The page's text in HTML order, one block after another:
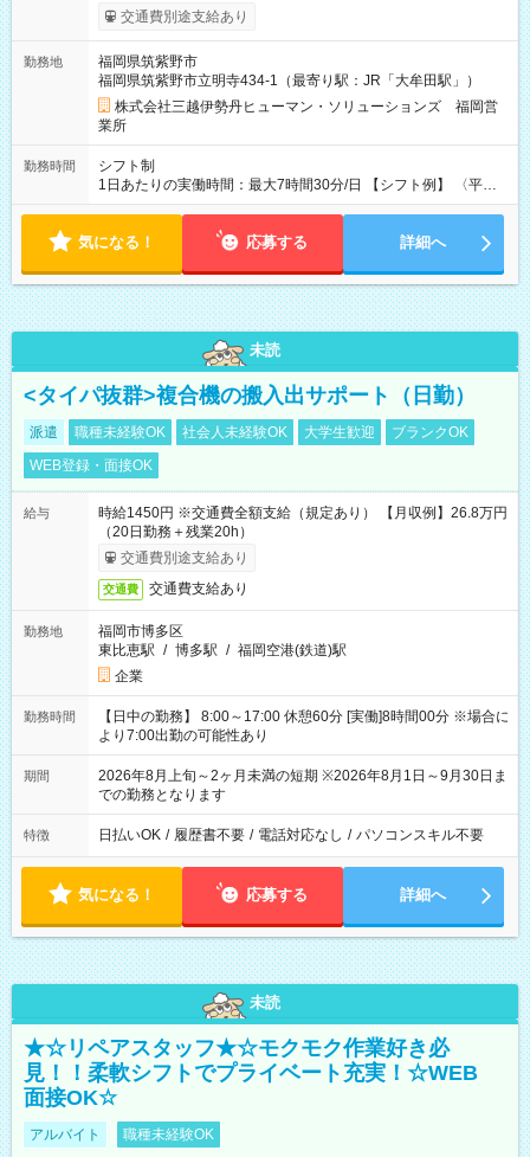
途全額支給します。 【試用期間】試用期間なし
交通費別途支給あり
勤務地
福岡県筑紫野市
福岡県筑紫野市立明寺434-1（最寄り駅：JR「大牟田駅」）
株式会社三越伊勢丹ヒューマン・ソリューションズ 福岡営
業所
勤務時間
シフト制
1日あたりの実働時間：最大7時間30分/日 【シフト例】 〈平
日〉9:30～18:30／12:30～21:30 休憩90分 実働7.5時間 〈土
20:00 休憩90分 実働7.5時間
気になる！ 応募する 詳細へ
未読
<タイパ抜群>複合機の搬入出サポート（日勤）
派遣 職種未経験OK 社会人未経験OK 大学生歓迎
ブランクOK
WEB登録・面接OK
給与
時給1450円 ※交通費全額支給（規定あり） 【月収例】26.8万円
（20日勤務＋残業20h）
交通費別途支給あり
交通費 交通費支給あり
勤務地
福岡市博多区
東比恵駅 / 博多駅 / 福岡空港(鉄道)駅
企業
勤務時間
【日中の勤務】 8:00～17:00 休憩60分 [実働]8時間00分 ※場合に
より7:00出勤の可能性あり
期間
2026年8月上旬～2ヶ月未満の短期 ※2026年8月1日～9月30日ま
での勤務となります
特徴 日払いOK / 履歴書不要 / 電話対応なし / パソコンスキル不要
気になる！ 応募する 詳細へ
未読
★☆リペアスタッフ★☆モクモク作業好き必
見！！柔軟シフトでプライベート充実！☆WEB
面接OK☆
アルバイト 職種未経験OK